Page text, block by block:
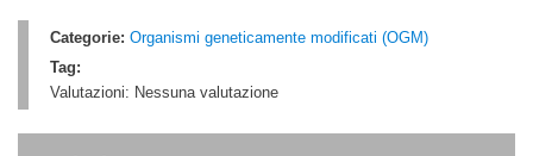
Categorie: Organismi geneticamente modificati (OGM)
Tag:
Valutazioni: Nessuna valutazione